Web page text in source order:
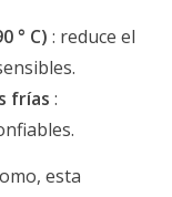
° C) : reduce el
frías :
esta